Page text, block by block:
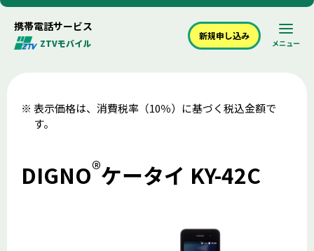
携帯電話サービス
ZTVモバイル
新規申し込み
メニュー
表示価格は、消費税率（10％）に基づく税込金額で
す。
DIGNO®ケータイ KY-42C